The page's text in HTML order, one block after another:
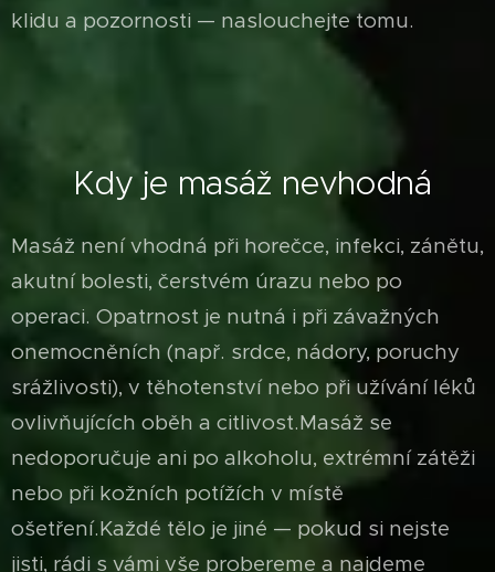
klidu a pozornosti — naslouchejte tomu.
❌Kdy je masáž nevhodná
Masáž není vhodná při horečce, infekci, zánětu,
akutní bolesti, čerstvém úrazu nebo po
operaci. Opatrnost je nutná i při závažných
onemocněních (např. srdce, nádory, poruchy
srážlivosti), v těhotenství nebo při užívání léků
ovlivňujících oběh a citlivost.Masáž se
nedoporučuje ani po alkoholu, extrémní zátěži
nebo při kožních potížích v místě
ošetření.Každé tělo je jiné — pokud si nejste
jisti, rádi s vámi vše probereme a najdeme